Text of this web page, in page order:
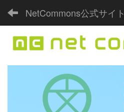
NetCommons公式サイト